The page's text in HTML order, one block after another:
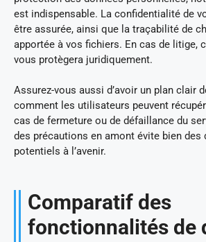
est indispensable. La confidentialité de
être assurée, ainsi que la traçabilité de
apportée à vos fichiers. En cas de litige,
vous protègera juridiquement.
Assurez-vous aussi d’avoir un plan clair
comment les utilisateurs peuvent
cas de fermeture ou de défaillance du
des précautions en amont évite bien des
potentiels à l’avenir.
Comparatif des
fonctionnalités de